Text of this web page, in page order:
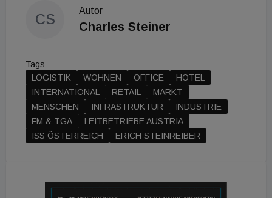
CS
Autor
Charles Steiner
Tags
LOGISTIK
WOHNEN OFFICE
HOTEL
INTERNATIONAL
RETAIL
MARKT
MENSCHEN
INFRASTRUKTUR
INDUSTRIE
FM & TGA
LEITBETRIEBE AUSTRIA
ISS ÖSTERREICH
ERICH STEINREIBER